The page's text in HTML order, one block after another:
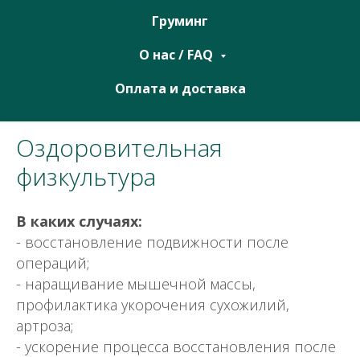
Груминг
О нас / FAQ
Оплата и доставка
Оздоровительная
физкультура
В каких случаях:
- восстановление подвижности после
операций;
- наращивание мышечной массы,
профилактика укорочения сухожилий,
артроза;
- ускорение процесса восстановления после